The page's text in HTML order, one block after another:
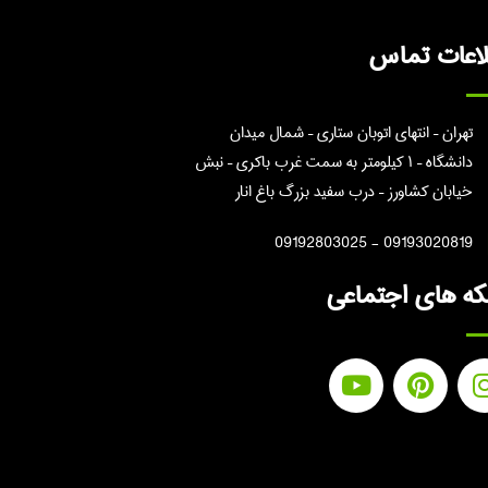
تماس
تهران – انتهای اتوبان ستاری – شمال میدان
دانشگاه – ۱ کیلومتر به سمت غرب باکری – نبش
خیابان کشاورز – درب سفید بزرگ باغ انار
09193020819 - 09192803025
های اجتماعی